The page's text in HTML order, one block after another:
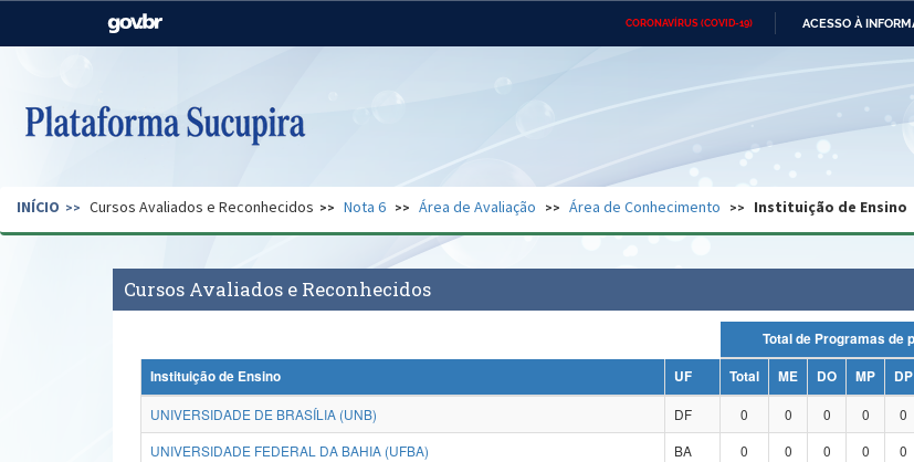
CORONAVÍRUS (COVID-19) ACESSO À
Casa Civil Ministério das Relações
Pecuária e Abastecimento
Ministério do Desenvolvimento
Regional
Secretaria de Governo Gabinete de Segurança Advocacia-Geral da União Banco Central do Brasil
INÍCIO Cursos Avaliados e Reconhecidos Nota 6 Área de Avaliação Área de Conhecimento Instituição de Ensino
Cursos Avaliados e Reconhecidos
Instituição de Ensino
UF Total ME DO MP DP
UNIVERSIDADE DE BRASÍLIA (UNB)
DF 0 0 0 0 0
UNIVERSIDADE FEDERAL DA BAHIA (UFBA)
BA 0 0 0 0 0